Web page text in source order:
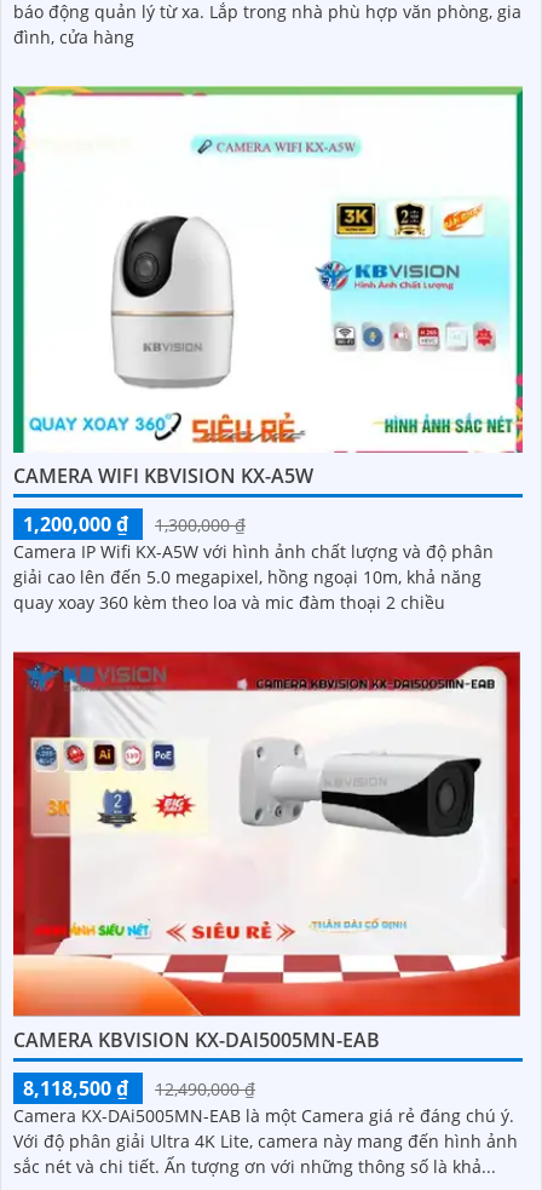
báo động quản lý từ xa. Lắp trong nhà phù hợp văn phòng, gia
đình, cửa hàng
CAMERA WIFI KBVISION KX-A5W
1,200,000 ₫
1,300,000 ₫
Camera IP Wifi KX-A5W với hình ảnh chất lượng và độ phân
giải cao lên đến 5.0 megapixel, hồng ngoại 10m, khả năng
quay xoay 360 kèm theo loa và mic đàm thoại 2 chiều
CAMERA KBVISION KX-DAI5005MN-EAB
8,118,500 ₫
12,490,000 ₫
Camera KX-DAi5005MN-EAB là một Camera giá rẻ đáng chú ý.
Với độ phân giải Ultra 4K Lite, camera này mang đến hình ảnh
sắc nét và chi tiết. Ấn tượng ơn với những thông số là khả...